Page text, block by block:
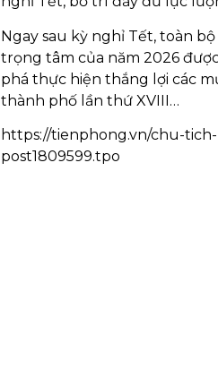
Ngay sau kỳ nghỉ Tết, toàn
trọng tâm của năm 2026
phá thực hiện thắng lợi các
thành phố lần thứ XVIII…
https://tienphong.vn/chu-
post1809599.tpo